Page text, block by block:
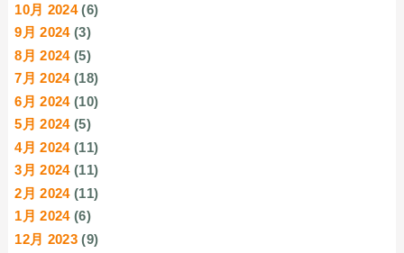
10月 2024(6)
9月 2024(3)
8月 2024(5)
7月 2024(18)
6月 2024(10)
5月 2024(5)
4月 2024(11)
3月 2024(11)
2月 2024(11)
1月 2024(6)
12月 2023 (9)